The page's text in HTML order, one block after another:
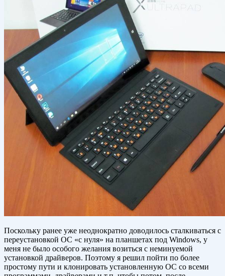
Поскольку ранее уже неоднократно доводилось сталкиваться с
переустановкой ОС «с нуля» на планшетах под Windows, у
меня не было особого желания возиться с неминуемой
установкой драйверов. Поэтому я решил пойти по более
простому пути и клонировать установленную ОС со всеми